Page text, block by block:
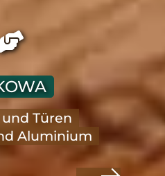
Türen
Aluminium